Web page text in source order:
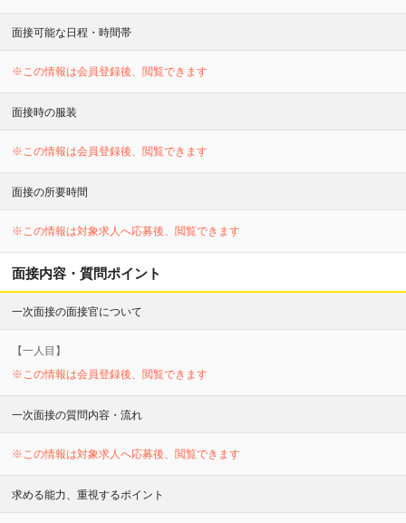
面接可能な日程・時間帯
※この情報は会員登録後、閲覧できます
面接時の服装
※この情報は会員登録後、閲覧できます
面接の所要時間
※この情報は対象求人へ応募後、閲覧できます
面接内容・質問ポイント
一次面接の面接官について
【一人目】
※この情報は会員登録後、閲覧できます
一次面接の質問内容・流れ
※この情報は対象求人へ応募後、閲覧できます
求める能力、重視するポイント